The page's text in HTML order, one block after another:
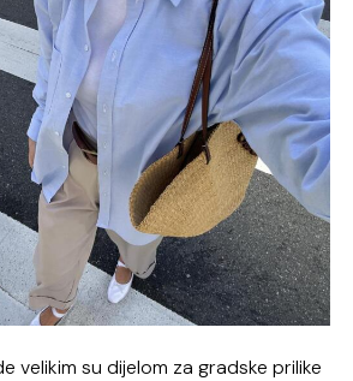
velikim su dijelom za gradske prilike